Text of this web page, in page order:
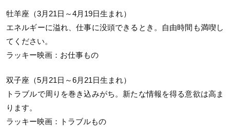
牡羊座（3月21日～4月19日生まれ）
エネルギーに溢れ、仕事に没頭できるとき。自由時間も満喫し
てください。
ラッキー映画：お仕事もの
双子座（5月21日～6月21日生まれ）
トラブルで周りを巻き込みがち。新たな情報を得る意欲は高ま
ります。
ラッキー映画：トラブルもの